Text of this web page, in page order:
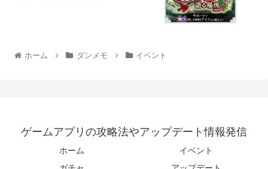
ホーム ダンメモ イベント
ゲームアプリの攻略法やアップデート情報発信
ホーム
イベント